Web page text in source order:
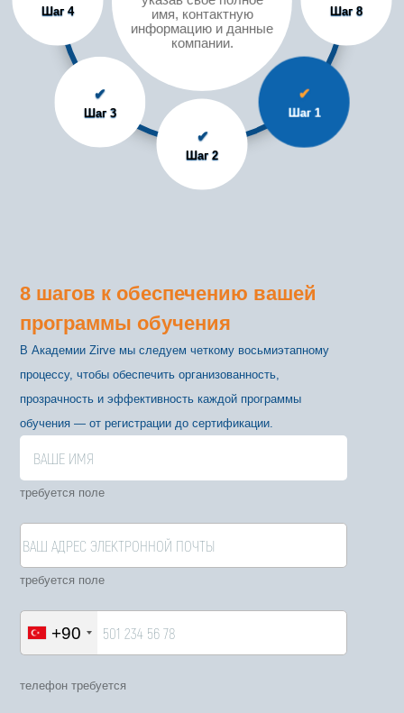
✔
Шаг 1
✔
Шаг 2
✔
Шаг 3
Шаг 4 Шаг 8
имя, контактную
информацию и данные
компании.
8 шагов к обеспечению вашей
программы обучения
В Академии Zirve мы следуем четкому восьмиэтапному
процессу, чтобы обеспечить организованность,
прозрачность и эффективность каждой программы
обучения — от регистрации до сертификации.
требуется поле
требуется поле
+90
телефон требуется